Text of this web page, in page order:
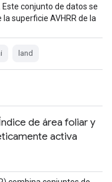
conjunto de datos se
superficie AVHRR de la
land
de área foliar y
activa